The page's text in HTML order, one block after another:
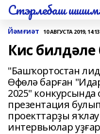
Стэрлебаш
Йәмғиәт 10 АВГУСТА 2019, 14:13
Кис билдәле
"Башҡортостан
Өфөлә барған
2025"
презентация
проекттарҙы
интервьюлар